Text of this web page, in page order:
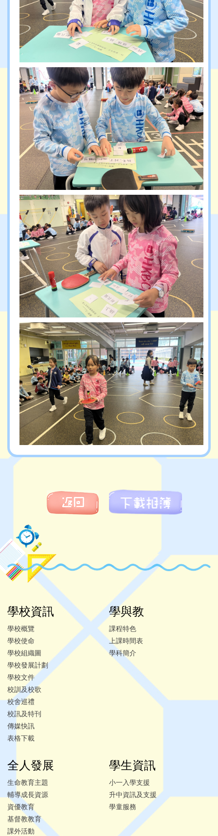
學校資訊
學校概覽
學校使命
學校組織圖
學校發展計劃
學校文件
校訓及校歌
校舍巡禮
校訊及特刊
傳媒快訊
表格下載
學與教
課程特色
上課時間表
學科簡介
全人發展
生命教育主題
輔導成長資源
資優教育
基督教教育
課外活動
學生資訊
小一入學支援
升中資訊及支援
學童服務